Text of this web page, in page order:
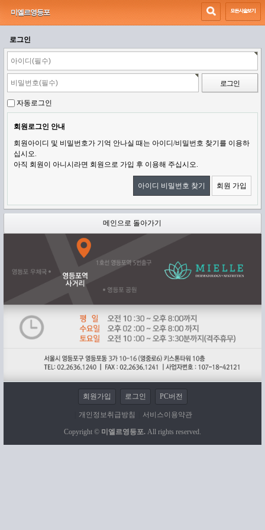
미엘르영등포
로그인
자동로그인
회원로그인 안내
회원아이디 및 비밀번호가 기억 안나실 때는 아이디/비밀번호 찾기를 이용하
십시오.
아직 회원이 아니시라면 회원으로 가입 후 이용해 주십시오.
아이디 비밀번호 찾기 회원 가입
메인으로 돌아가기
회원가입 로그인 PC버전
개인정보취급방침 서비스이용약관
Copyright © 미엘르영등포. All rights reserved.